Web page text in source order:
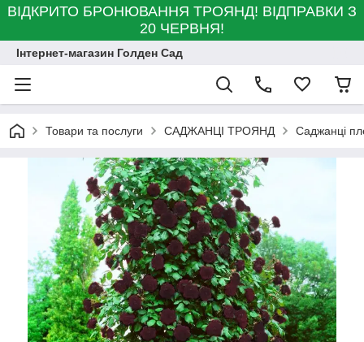
ВІДКРИТО БРОНЮВАННЯ ТРОЯНД! ВІДПРАВКИ З
20 ЧЕРВНЯ!
Інтернет-магазин Голден Сад
Товари та послуги САДЖАНЦІ ТРОЯНД Саджанці